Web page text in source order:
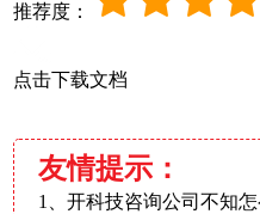
推荐度：
点击下载文档
友情提示：
1、开科技咨询公司不知